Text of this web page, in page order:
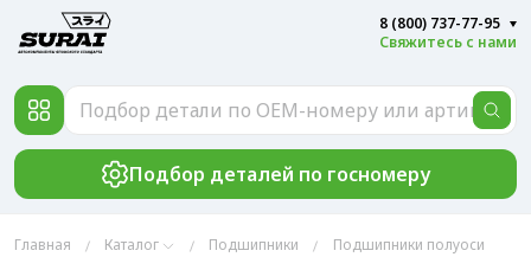
8 (800) 737-77-95
Свяжитесь с нами
Подбор деталей по госномеру
Главная Каталог Подшипники Подшипники полуоси